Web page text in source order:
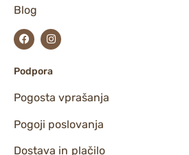
Blog
Podpora
Pogosta vprašanja
Pogoji poslovanja
Dostava in plačilo